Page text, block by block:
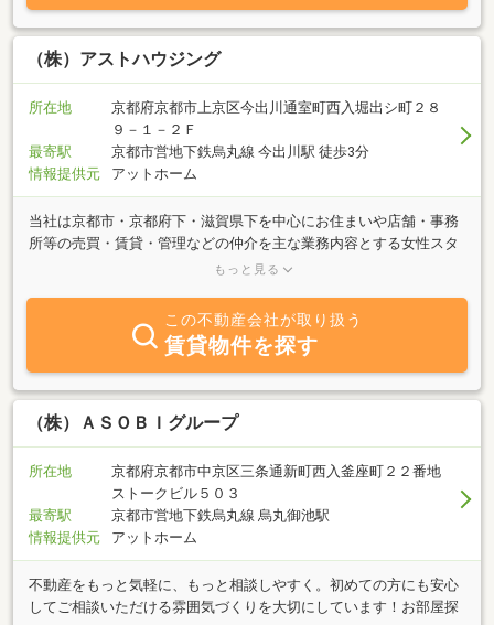
「理想の住まい」を提供し続けていけるよう日々努めてまいります
ので、よろしくお願いいたします。また、土地・建物の不動産に関
するご相談は、お役に立てるようお努めいたしますのでお気軽にお
（株）アストハウジング
所在地
京都府京都市上京区今出川通室町西入堀出シ町２８
９－１－２Ｆ
最寄駅
京都市営地下鉄烏丸線 今出川駅 徒歩3分
情報提供元
アットホーム
当社は京都市・京都府下・滋賀県下を中心にお住まいや店舗・事務
所等の売買・賃貸・管理などの仲介を主な業務内容とする女性スタ
ッフ中心の会社です。当社は、相続に関する不動産の処理を数多く
圏に限らず全国どこの不動産でも、ご遠慮なくご相談ください。き
っとお役にたてるとおもいます。
もっと見る
この不動産会社が取り扱う
賃貸物件を探す
（株）ＡＳＯＢＩグループ
所在地
京都府京都市中京区三条通新町西入釜座町２２番地
ストークビル５０３
最寄駅
京都市営地下鉄烏丸線 烏丸御池駅
情報提供元
アットホーム
不動産をもっと気軽に、もっと相談しやすく。初めての方にも安心
してご相談いただける雰囲気づくりを大切にしています！お部屋探